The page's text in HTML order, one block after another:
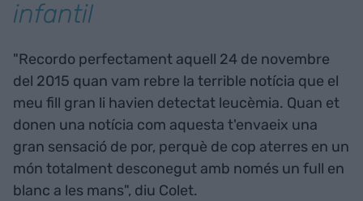
infantil
"Recordo perfectament aquell 24 de novembre
del 2015 quan vam rebre la terrible notícia que el
meu fill gran li havien detectat leucèmia. Quan et
donen una notícia com aquesta t'envaeix una
gran sensació de por, perquè de cop aterres en un
món totalment desconegut amb només un full en
blanc a les mans", diu Colet.